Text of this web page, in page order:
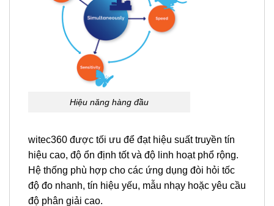
Hiệu năng hàng đầu
witec360 được tối ưu để đạt hiệu suất truyền tín
hiệu cao, độ ổn định tốt và độ linh hoạt phổ rộng.
Hệ thống phù hợp cho các ứng dụng đòi hỏi tốc
độ đo nhanh, tín hiệu yếu, mẫu nhạy hoặc yêu cầu
độ phân giải cao.